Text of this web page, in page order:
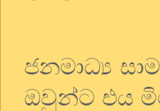
ජනමාධ්‍ය
ඔවුන්ට එය